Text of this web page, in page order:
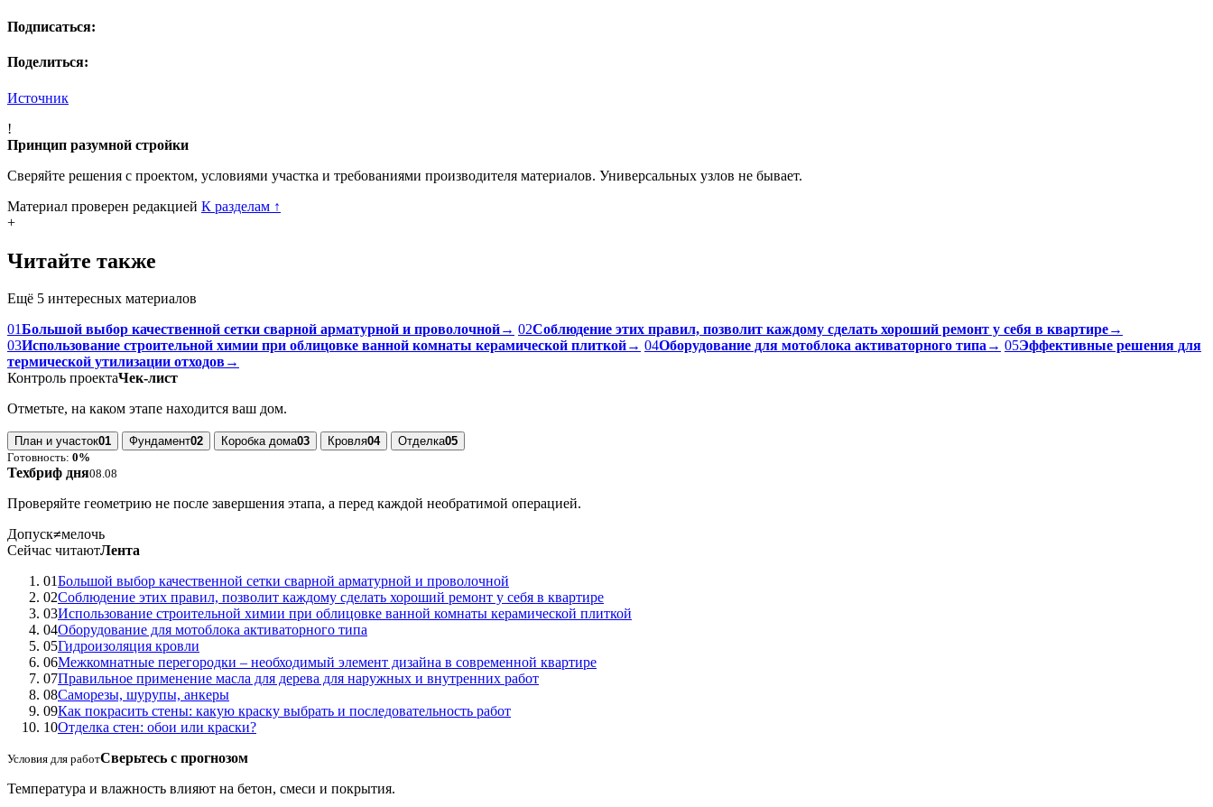
Подписаться:
Поделиться:
Источник
!
Принцип разумной стройки
Сверяйте решения с проектом, условиями участка и требованиями производителя материалов. Универсальных узлов не бывает.
Материал проверен редакцией К разделам ↑
+
Читайте также
Ещё 5 интересных материалов
01Большой выбор качественной сетки сварной арматурной и проволочной→ 02Соблюдение этих правил, позволит каждому сделать хороший ремонт у себя в квартире→
03Использование строительной химии при облицовке ванной комнаты керамической плиткой→ 04Оборудование для мотоблока активаторного типа→ 05Эффективные решения для
термической утилизации отходов→
Контроль проектаЧек-лист
Отметьте, на каком этапе находится ваш дом.
План и участок01 Фундамент02 Коробка дома03 Кровля04 Отделка05
Готовность: 0%
Техбриф дня08.08
Проверяйте геометрию не после завершения этапа, а перед каждой необратимой операцией.
Допуск≠мелочь
Сейчас читаютЛента
01Большой выбор качественной сетки сварной арматурной и проволочной
02Соблюдение этих правил, позволит каждому сделать хороший ремонт у себя в квартире
03Использование строительной химии при облицовке ванной комнаты керамической плиткой
04Оборудование для мотоблока активаторного типа
05Гидроизоляция кровли
06Межкомнатные перегородки – необходимый элемент дизайна в современной квартире
07Правильное применение масла для дерева для наружных и внутренних работ
08Саморезы, шурупы, анкеры
09Как покрасить стены: какую краску выбрать и последовательность работ
10Отделка стен: обои или краски?
Условия для работСверьтесь с прогнозом
Температура и влажность влияют на бетон, смеси и покрытия.